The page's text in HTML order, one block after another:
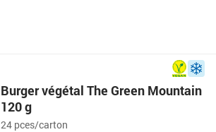
Burger végétal The Green Mountain
120 g
24 pces/carton